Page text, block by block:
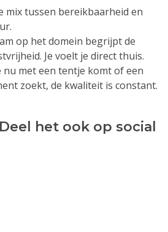
mix tussen bereikbaarheid en
op het domein begrijpt de
Je voelt je direct thuis.
nu met een tentje komt of een
zoekt, de kwaliteit is constant.
het ook op social